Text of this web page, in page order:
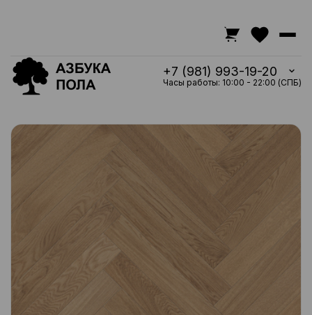
+7 (981) 993-19-20
Часы работы: 10:00 - 22:00 (СПБ)